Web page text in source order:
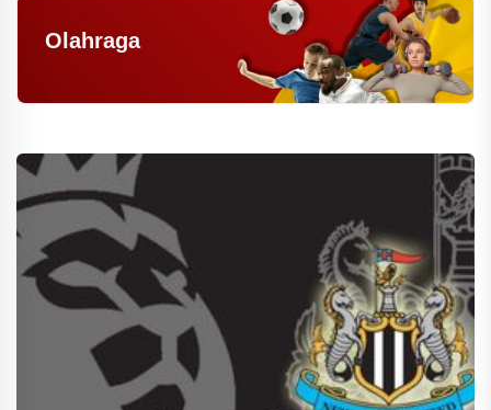
Olahraga